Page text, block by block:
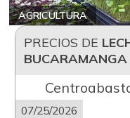
AGRICULTURA
PRECIOS DE
BUCARAMANGA
07/25/2026